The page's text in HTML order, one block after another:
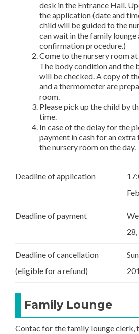
desk in the Entrance Hall.
the application (date and
child will be guided to the
can wait in the family
confirmation procedure.)
Come to the nursery room
The body condition and the
will be checked. A copy of
and a thermometer are
room.
Please pick up the child by
time.
In case of the delay for the
payment in cash for an
the nursery room on the day.
Deadline of application
Deadline of payment
Deadline of cancellation
(eligible for a refund)
Family Lounge
Contac for the family lounge clerk,